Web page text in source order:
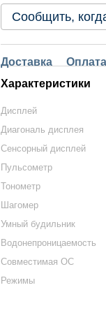
Сообщить,
Доставка Оплата
Характеристики
Дисплей
Диагональ дисплея
Сенсорный дисплей
Пульсометр
Тонометр
Шагомер
Умный будильник
Водонепроницаемость
Совместимая ОС
Режимы